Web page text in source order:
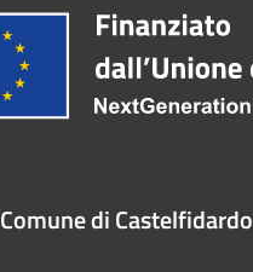
Comune di Castelfidardo